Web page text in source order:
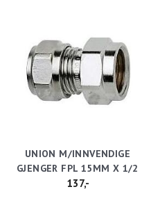
UNION M/INNVENDIGE
GJENGER FPL 15MM X 1/2
137,-